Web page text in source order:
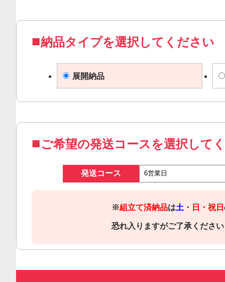
納品タイプを選択してください
展開納品
ご希望の発送コースを選択して
発送コース
※組立て済納品は土 ・ 日・祝日
恐れ入りますがご了承くださ